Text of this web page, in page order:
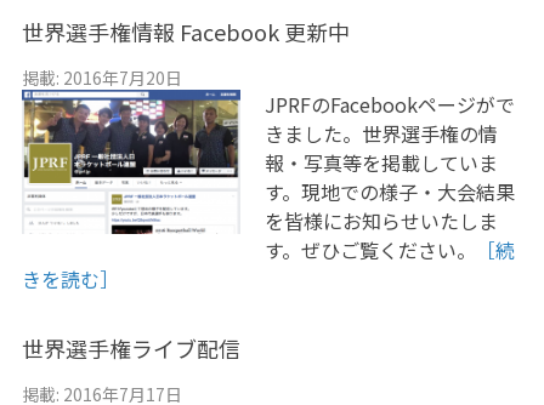
世界選手権情報 Facebook 更新中
掲載: 2016年7月20日
JPRFのFacebookページがで
きました。世界選手権の情
報・写真等を掲載していま
す。現地での様子・大会結果
を皆様にお知らせいたしま
す。ぜひご覧ください。
［続
きを読む］
世界選手権ライブ配信
掲載: 2016年7月17日